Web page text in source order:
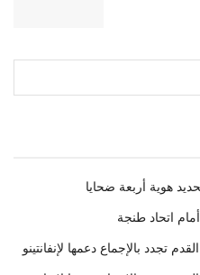
اتحاد طنجة
تجدد بالإجماع دعمها لإنفانتينو